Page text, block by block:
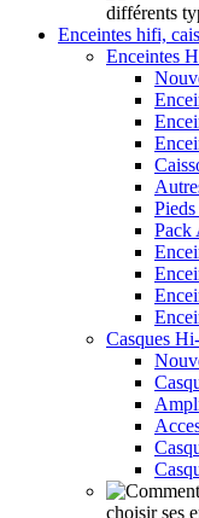
différents
Enceintes hifi,
Enceintes
Pieds
Pack
Casques
choisir ses